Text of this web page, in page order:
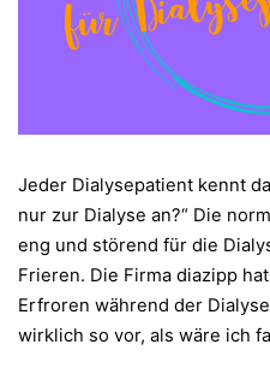
Jeder Dialysepatient kennt
nur zur Dialyse an?“ Die
eng und störend für die
Frieren. Die Firma diazipp
Erfroren während der
wirklich so vor, als wäre ich